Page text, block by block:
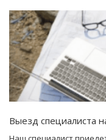
Выезд специалиста